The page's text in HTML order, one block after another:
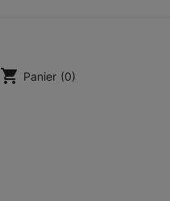
shopping_cart Panier (0)